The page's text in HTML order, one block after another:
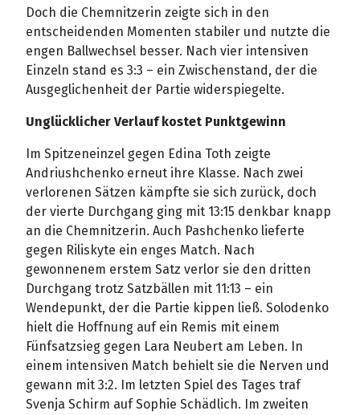
Doch die Chemnitzerin zeigte sich in den
entscheidenden Momenten stabiler und nutzte die
engen Ballwechsel besser. Nach vier intensiven
Einzeln stand es 3:3 – ein Zwischenstand, der die
Ausgeglichenheit der Partie widerspiegelte.
Unglücklicher Verlauf kostet Punktgewinn
Im Spitzeneinzel gegen Edina Toth zeigte
Andriushchenko erneut ihre Klasse. Nach zwei
verlorenen Sätzen kämpfte sie sich zurück, doch
der vierte Durchgang ging mit 13:15 denkbar knapp
an die Chemnitzerin. Auch Pashchenko lieferte
gegen Riliskyte ein enges Match. Nach
gewonnenem erstem Satz verlor sie den dritten
Durchgang trotz Satzbällen mit 11:13 – ein
Wendepunkt, der die Partie kippen ließ. Solodenko
hielt die Hoffnung auf ein Remis mit einem
Fünfsatzsieg gegen Lara Neubert am Leben. In
einem intensiven Match behielt sie die Nerven und
gewann mit 3:2. Im letzten Spiel des Tages traf
Svenja Schirm auf Sophie Schädlich. Im zweiten